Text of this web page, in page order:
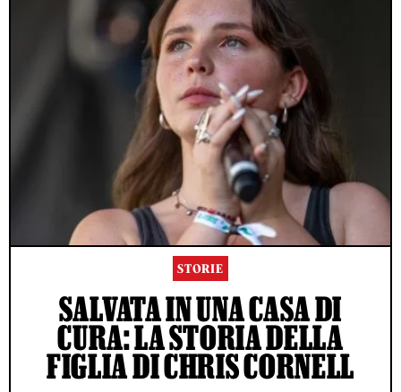
STORIE
SALVATA IN UNA CASA DI
CURA: LA STORIA DELLA
FIGLIA DI CHRIS CORNELL